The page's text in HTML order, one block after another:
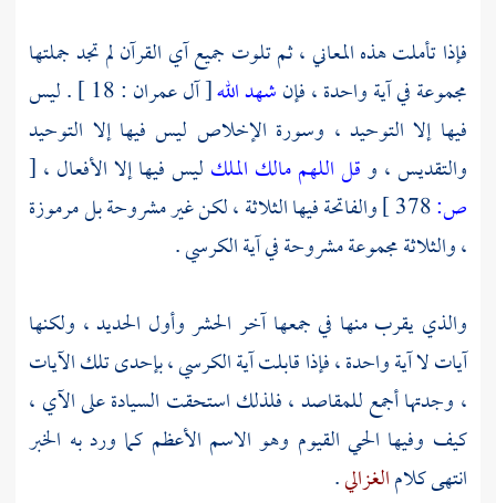
فإذا تأملت هذه المعاني ، ثم تلوت جميع آي القرآن لم تجد جملتها
مجموعة في آية واحدة ، فإنشهد الله
[ آل عمران : 18 ] . ليس
فيها إلا التوحيد ، وسورة الإخلاص ليس فيها إلا التوحيد
والتقديس ، وقل اللهم مالك الملك ليس فيها إلا الأفعال ، [
ص:
والفاتحة فيها الثلاثة ، لكن غير مشروحة بل مرموزة
، والثلاثة مجموعة مشروحة في آية الكرسي .
والذي يقرب منها في جمعها آخر الحشر وأول الحديد ، ولكنها
آيات لا آية واحدة ، فإذا قابلت آية الكرسي ، بإحدى تلك الآيات
، وجدتها أجمع للمقاصد ، فلذلك استحقت السيادة على الآي ،
كيف وفيها الحي القيوم وهو الاسم الأعظم كما ورد به الخبر
انتهى كلامالغزالي.